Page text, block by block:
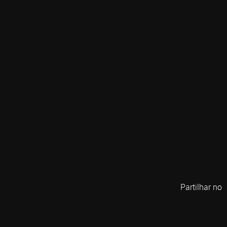
Partilhar no